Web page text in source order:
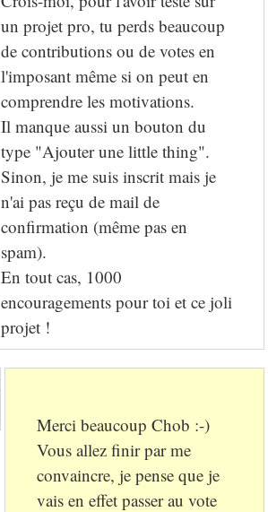
un projet pro, tu perds beaucoup
de contributions ou de votes en
l'imposant même si on peut en
comprendre les motivations.
Il manque aussi un bouton du
type "Ajouter une little thing".
Sinon, je me suis inscrit mais je
n'ai pas reçu de mail de
confirmation (même pas en
spam).
En tout cas, 1000
encouragements pour toi et ce joli
projet !
Merci beaucoup Chob :-)
Vous allez finir par me
convaincre, je pense que je
vais en effet passer au vote